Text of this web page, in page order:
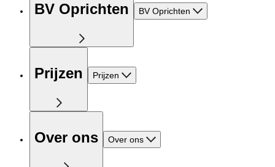
BV Oprichten BV Oprichten
Prijzen Prijzen
Over ons Over ons